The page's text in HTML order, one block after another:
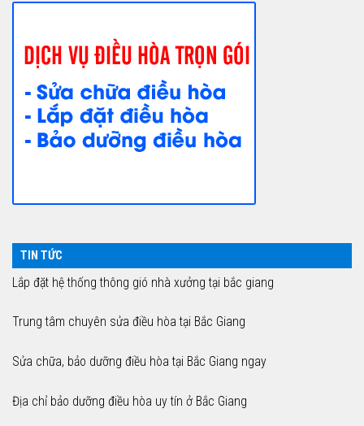
TIN TỨC
Lắp đặt hệ thống thông gió nhà xưởng tại bắc giang
Trung tâm chuyên sửa điều hòa tại Bắc Giang
Sửa chữa, bảo dưỡng điều hòa tại Bắc Giang ngay
Địa chỉ bảo dưỡng điều hòa uy tín ở Bắc Giang